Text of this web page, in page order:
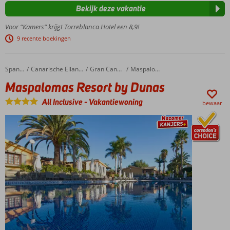
Treinstation
om de hoek
Torremolinos
of Malaga
tuin met 2
zwembaden
inclusive
genieten!
Voor “Kamers” krijgt Torreblanca Hotel een 8,9!
9 recente boekingen
Bekijk deze vakantie
Home Spanje Canarische Eilanden Gran Canaria Maspalomas
Maspalomas Resort by Dunas
Maspalomas Resort by Dunas
All Inclusive-Vakantiewoning bewaar